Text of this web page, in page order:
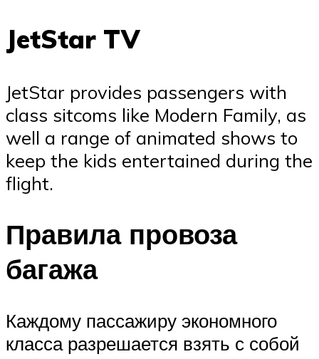
JetStar TV
JetStar provides passengers with
class sitcoms like Modern Family, as
well a range of animated shows to
keep the kids entertained during the
flight.
Правила провоза
багажа
Каждому пассажиру экономного
класса разрешается взять с собой